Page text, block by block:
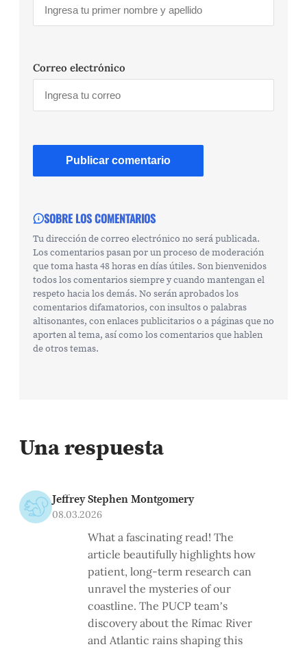
Correo electrónico
SOBRE LOS COMENTARIOS
Tu dirección de correo electrónico no será publicada.
Los comentarios pasan por un proceso de moderación
que toma hasta 48 horas en días útiles. Son bienvenidos
todos los comentarios siempre y cuando mantengan el
respeto hacia los demás. No serán aprobados los
comentarios difamatorios, con insultos o palabras
altisonantes, con enlaces publicitarios o a páginas que no
aporten al tema, así como los comentarios que hablen
de otros temas.
Una respuesta
Jeffrey Stephen Montgomery
08.03.2026
What a fascinating read! The
article beautifully highlights how
patient, long-term research can
unravel the mysteries of our
coastline. The PUCP team’s
discovery about the Rímac River
and Atlantic rains shaping this